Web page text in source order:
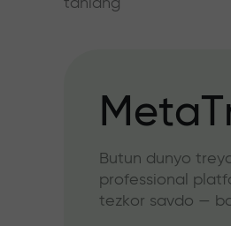
tanlang
Butun dunyo
professional
tezkor savdo —